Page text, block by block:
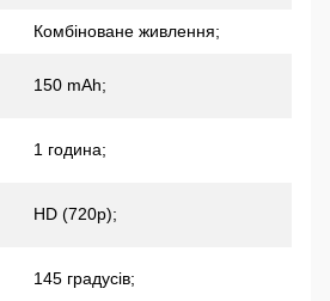
Комбіноване живлення;
150 mAh;
1 година;
HD (720p);
145 градусів;